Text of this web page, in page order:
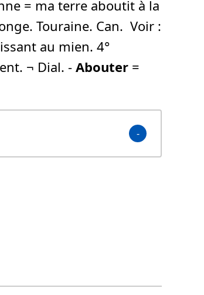
= ma terre aboutit à la
Touraine. Can.  Voir :
au mien. 4°
¬ Dial. - Abouter =